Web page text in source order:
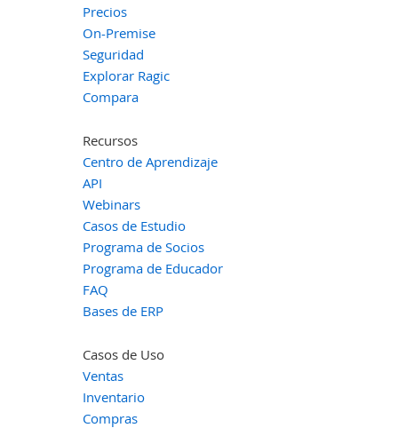
Precios
On-Premise
Seguridad
Explorar Ragic
Compara
Recursos
Centro de Aprendizaje
API
Webinars
Casos de Estudio
Programa de Socios
Programa de Educador
FAQ
Bases de ERP
Casos de Uso
Ventas
Inventario
Compras